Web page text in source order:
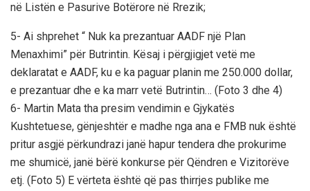
në Listën e Pasurive Botërore në Rrezik;
5- Ai shprehet “ Nuk ka prezantuar AADF një Plan
Menaxhimi” për Butrintin. Kësaj i përgjigjet vetë me
deklaratat e AADF, ku e ka paguar planin me 250.000 dollar,
e prezantuar dhe e ka marr vetë Butrintin… (Foto 3 dhe 4)
6- Martin Mata tha presim vendimin e Gjykatës
Kushtetuese, gënjeshtër e madhe nga ana e FMB nuk është
pritur asgjë përkundrazi janë hapur tendera dhe prokurime
me shumicë, janë bërë konkurse për Qëndren e Vizitorëve
etj. (Foto 5) E vërteta është që pas thirrjes publike me